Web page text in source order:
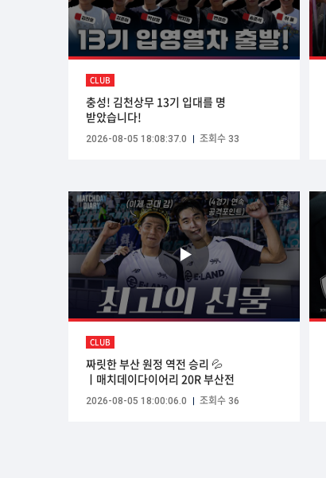
CLUB
충성! 김천상무 13기 입대를 명
받았습니다!
2026-08-05 18:08:37.0 조회수 33
CLUB
짜릿한 부산 원정 역전 승리 💦
ㅣ매치데이다이어리 20R 부산전
2026-08-05 18:00:06.0 조회수 36